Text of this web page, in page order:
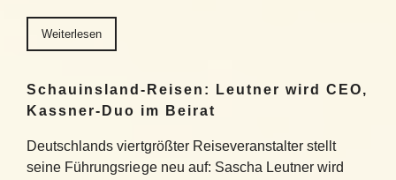
Weiterlesen
Schauinsland-Reisen: Leutner wird CEO,
Kassner-Duo im Beirat
Deutschlands viertgrößter Reiseveranstalter stellt
seine Führungsriege neu auf: Sascha Leutner wird